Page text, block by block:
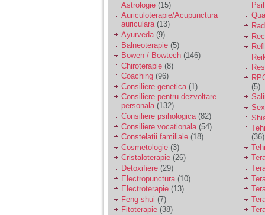
tata alcoolic, mai
nimanui nu ii pasa de
mine. Din cauza asta
am inceput sa beau
alcool si am inceput
sa ma culc cu barbati
pentru bani.
Astrologie (15)
Auriculoterapie/Acupunctura
auriculara(13)
Ayurveda (9)
Balneoterapie (5)
Bowen / Bowtech (146)
Chiroterapie (8)
Coaching (96)
Consiliere genetica (1)
Consiliere pentru dezvoltare
personala(132)
Consiliere psihologica(82)
Consiliere vocationala (54)
Constelatii familiale (18)
Cosmetologie (3)
Cristaloterapie (26)
Detoxifiere (29)
Electropunctura (10)
Electroterapie (13)
Feng shui (7)
Fitoterapie (38)
(5)
(36)